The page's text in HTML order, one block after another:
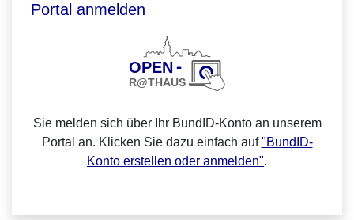
Portal anmelden
Sie melden sich über Ihr BundID-Konto an unserem
Portal an. Klicken Sie dazu einfach auf"BundID-
Konto erstellen oder anmelden".